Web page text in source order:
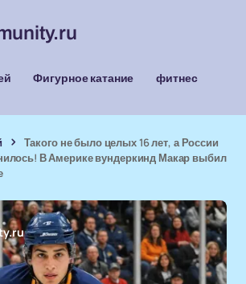
Фигурное катание
фитнес
Такого не было целых 16 лет, а России
В Америке вундеркинд Макар выбил